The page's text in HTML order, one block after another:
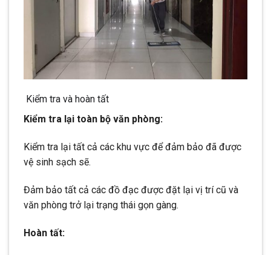
Kiểm tra và hoàn tất
Kiểm tra lại toàn bộ văn phòng:
Kiểm tra lại tất cả các khu vực để đảm bảo đã được
vệ sinh sạch sẽ.
Đảm bảo tất cả các đồ đạc được đặt lại vị trí cũ và
văn phòng trở lại trạng thái gọn gàng.
Hoàn tất: